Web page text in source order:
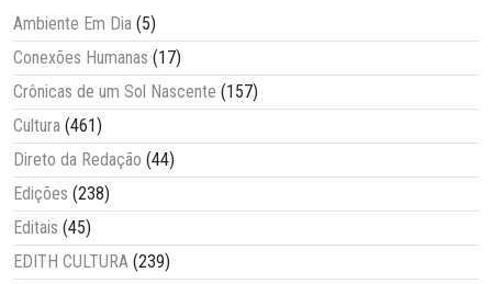
Ambiente Em Dia (5)
Conexões Humanas (17)
Crônicas de um Sol Nascente (157)
Cultura (461)
Direto da Redação (44)
Edições (238)
Editais (45)
EDITH CULTURA (239)